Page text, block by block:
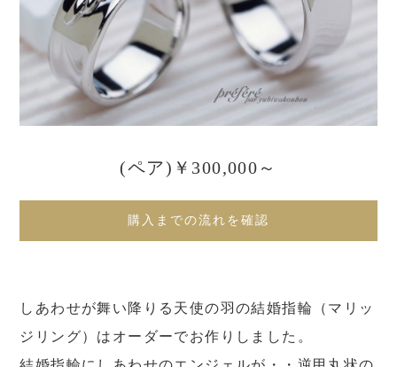
(ペア)￥300,000～
購入までの流れを確認
しあわせが舞い降りる天使の羽の結婚指輪（マリッ
ジリング）はオーダーでお作りしました。